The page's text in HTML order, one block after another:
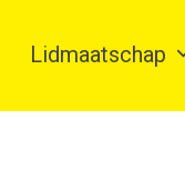
Lidmaatschap